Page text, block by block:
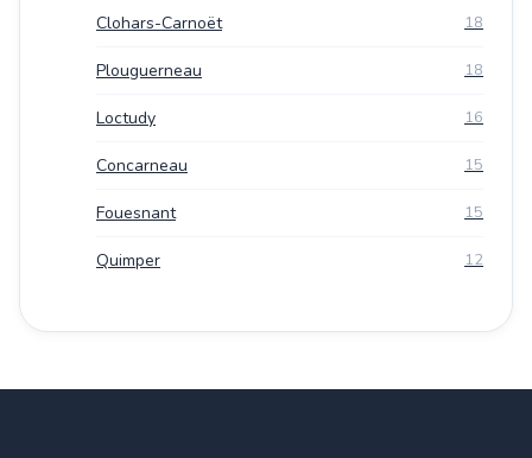
Clohars-Carnoët 18
Plouguerneau 18
Loctudy 16
Concarneau 15
Fouesnant 15
Quimper 12